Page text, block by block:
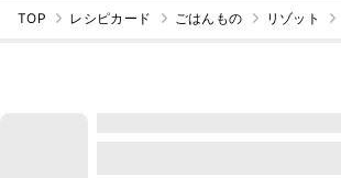
TOP レシピカード ごはんもの リゾット